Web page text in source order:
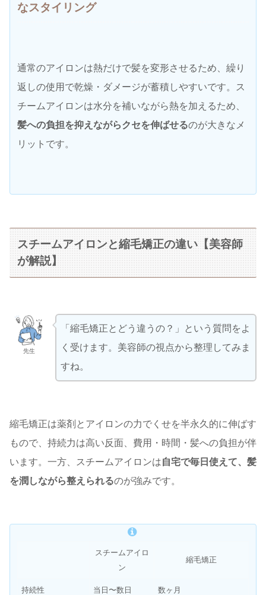
なスタイリング
通常のアイロンは熱だけで髪を変形させるため、繰り
返しの使用で乾燥・ダメージが蓄積しやすいです。ス
チームアイロンは水分を補いながら熱を加えるため、
髪への負担を抑えながらクセを伸ばせるのが大きなメ
リットです。
スチームアイロンと縮毛矯正の違い【美容師
が解説】
先生
「縮毛矯正とどう違うの？」という質問をよ
く受けます。美容師の視点から整理してみま
すね。
縮毛矯正は薬剤とアイロンの力でくせを半永久的に伸ばす
もので、持続力は高い反面、費用・時間・髪への負担が伴
います。一方、スチームアイロンは自宅で毎日使えて、髪
を潤しながら整えられるのが強みです。
スチームアイロ
ン
縮毛矯正
持続性 当日〜数日 数ヶ月